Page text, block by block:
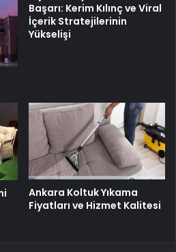
Başarı: Kerim Kılınç ve Viral
İçerik Stratejilerinin
Yükselişi
Ankara Koltuk Yıkama
Fiyatları ve Hizmet Kalitesi